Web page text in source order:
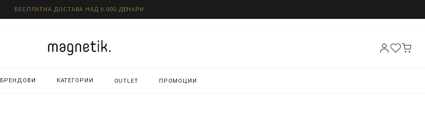
БЕСПЛАТНА ДОСТАВА НАД 6.000 ДЕНАРИ
БРЕНДОВИ КАТЕГОРИИ OUTLET ПРОМОЦИИ